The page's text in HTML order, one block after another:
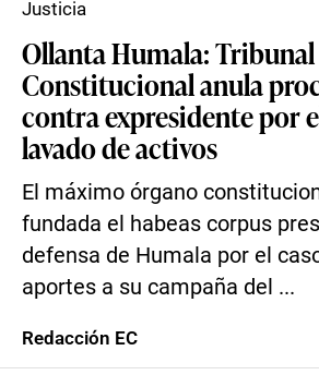
Ollanta Humala: Tribunal
Constitucional anula
contra expresidente por
lavado de activos
El máximo órgano
fundada el habeas corpus
defensa de Humala por el
aportes a su campaña del ...
Justicia
Redacción EC